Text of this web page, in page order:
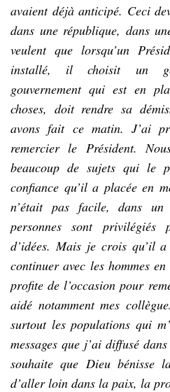
avaient déjà anticipé. Ceci
dans une république, dans
veulent que lorsqu’un
installé, il choisit un
gouvernement qui est en
choses, doit rendre sa
avons fait ce matin. J’ai
remercier le Président.
beaucoup de sujets qui le
confiance qu’il a placée en
n’était pas facile, dans
personnes sont
d’idées. Mais je crois qu’il
continuer avec les hommes
profite de l’occasion pour
aidé notamment mes
surtout les populations qui
messages que j’ai diffusé
souhaite que Dieu bénisse
d’aller loin dans la paix, la